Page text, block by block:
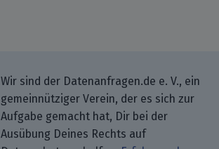
Wir sind der Datenanfragen.de e. V., ein
gemeinnütziger Verein, der es sich zur
Aufgabe gemacht hat, Dir bei der
Ausübung Deines Rechts auf